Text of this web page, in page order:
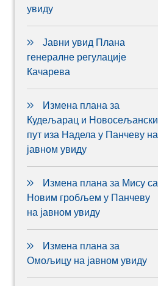
увиду
Јавни увид Плана
генералне регулације
Качарева
Измена плана за
Кудељарац и Новосељански
пут иза Надела у Панчеву на
јавном увиду
Измена плана за Мису са
Новим гробљем у Панчеву
на јавном увиду
Измена плана за
Омољицу на јавном увиду